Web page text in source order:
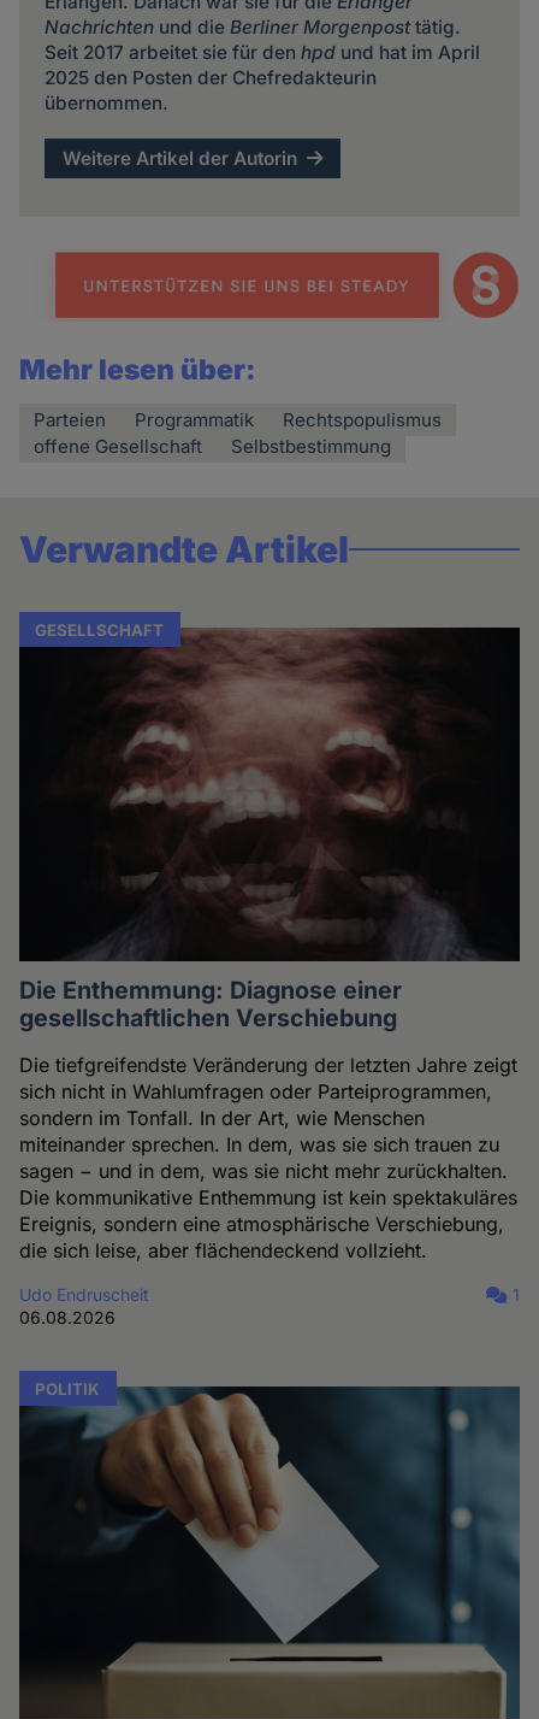
Nachrichtenund die Berliner Morgenposttätig.
Seit 2017 arbeitet sie für den hpdund hat im April
2025 den Posten der Chefredakteurin
übernommen.
Weitere Artikel der Autorin
Mehr lesen über:
Parteien Programmatik
Rechtspopulismus
offene Gesellschaft
Selbstbestimmung
Verwandte Artikel
GESELLSCHAFT
Die Enthemmung: Diagnose einer
gesellschaftlichen Verschiebung
Die tiefgreifendste Veränderung der letzten Jahre zeigt
sich nicht in Wahlumfragen oder Parteiprogrammen,
sondern im Tonfall. In der Art, wie Menschen
miteinander sprechen. In dem, was sie sich trauen zu
sagen − und in dem, was sie nicht mehr zurückhalten.
Die kommunikative Enthemmung ist kein spektakuläres
Ereignis, sondern eine atmosphärische Verschiebung,
die sich leise, aber flächendeckend vollzieht.
Udo Endruscheit
06.08.2026
1
POLITIK